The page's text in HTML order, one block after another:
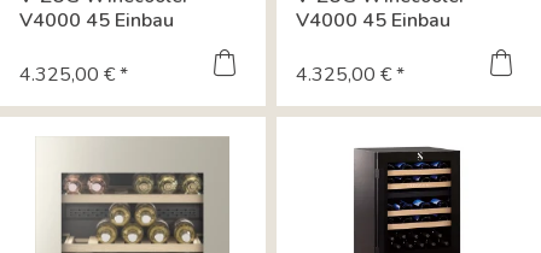
Datenblatt
V4000 45 Einbau
4.325,00 € *
Datenblatt
V4000 45 Einbau
4.325,00 € *